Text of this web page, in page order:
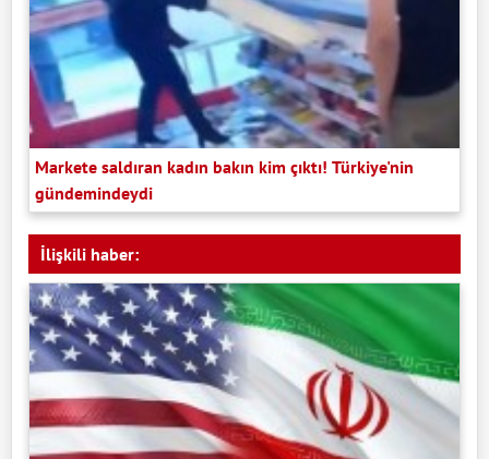
Markete saldıran kadın bakın kim çıktı! Türkiye'nin
gündemindeydi
İlişkili haber: